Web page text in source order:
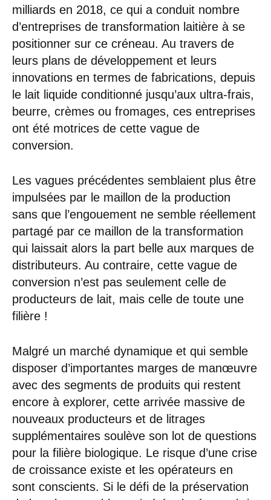
milliards en 2018, ce qui a conduit nombre
d’entreprises de transformation laitière à se
positionner sur ce créneau. Au travers de
leurs plans de développement et leurs
innovations en termes de fabrications, depuis
le lait liquide conditionné jusqu’aux ultra-frais,
beurre, crèmes ou fromages, ces entreprises
ont été motrices de cette vague de
conversion.
Les vagues précédentes semblaient plus être
impulsées par le maillon de la production
sans que l’engouement ne semble réellement
partagé par ce maillon de la transformation
qui laissait alors la part belle aux marques de
distributeurs. Au contraire, cette vague de
conversion n’est pas seulement celle de
producteurs de lait, mais celle de toute une
filière !
Malgré un marché dynamique et qui semble
disposer d’importantes marges de manœuvre
avec des segments de produits qui restent
encore à explorer, cette arrivée massive de
nouveaux producteurs et de litrages
supplémentaires soulève son lot de questions
pour la filière biologique. Le risque d’une crise
de croissance existe et les opérateurs en
sont conscients. Si le défi de la préservation